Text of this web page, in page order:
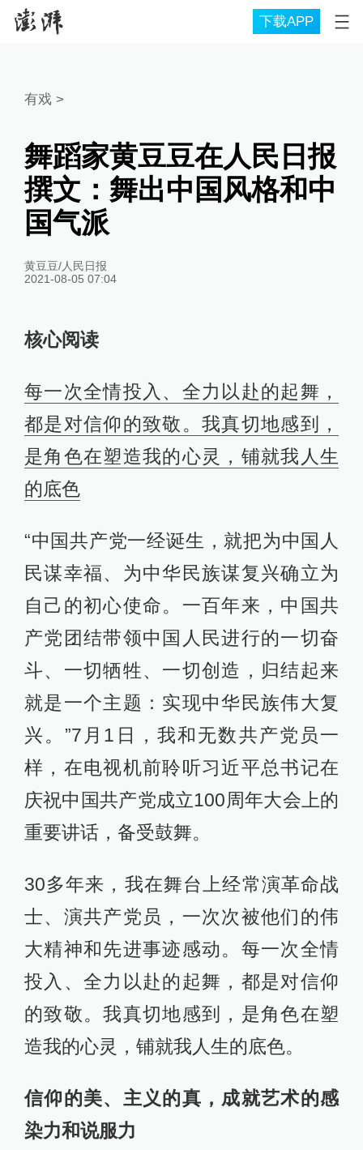
下载APP
有戏 >
舞蹈家黄豆豆在人民日报
撰文：舞出中国风格和中
国气派
黄豆豆/人民日报
2021-08-05 07:04
核心阅读
每一次全情投入、全力以赴的起舞，
都是对信仰的致敬。我真切地感到，
是角色在塑造我的心灵，铺就我人生
的底色
“中国共产党一经诞生，就把为中国人
民谋幸福、为中华民族谋复兴确立为
自己的初心使命。一百年来，中国共
产党团结带领中国人民进行的一切奋
斗、一切牺牲、一切创造，归结起来
就是一个主题：实现中华民族伟大复
兴。”7月1日，我和无数共产党员一
样，在电视机前聆听习近平总书记在
庆祝中国共产党成立100周年大会上的
重要讲话，备受鼓舞。
30多年来，我在舞台上经常演革命战
士、演共产党员，一次次被他们的伟
大精神和先进事迹感动。每一次全情
投入、全力以赴的起舞，都是对信仰
的致敬。我真切地感到，是角色在塑
造我的心灵，铺就我人生的底色。
信仰的美、主义的真，成就艺术的感
染力和说服力